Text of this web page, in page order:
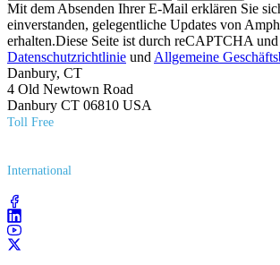
Mit dem Absenden Ihrer E-Mail erklären Sie
einverstanden, gelegentliche Updates von
erhalten.Diese Seite ist durch reCAPTCHA
Datenschutzrichtlinie und Allgemeine
Danbury, CT
4 Old Newtown Road
Danbury CT 06810 USA
Toll Free
International